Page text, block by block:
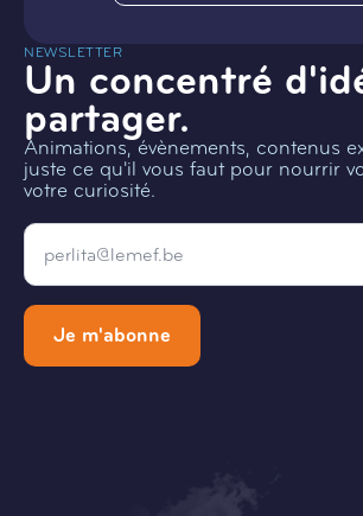
NEWSLETTER
Un concentré
partager.
Animations, évènements, contenus
juste ce qu'il vous faut pour nourrir
votre curiosité.
Email
Je m'abonne